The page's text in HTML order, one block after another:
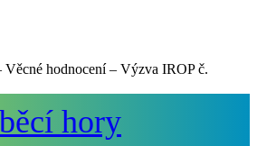
hodnocení – Výzva IROP č.
hory